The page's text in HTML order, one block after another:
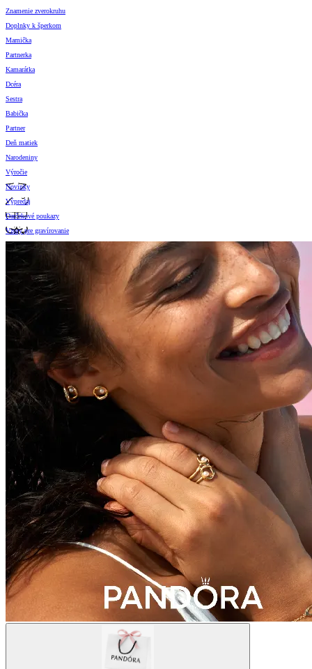
Znamenie zverokruhu
Doplnky k šperkom
Mamička
Partnerka
Kamarátka
Dcéra
Sestra
Babička
Partner
Deň matiek
Narodeniny
Výročie
Novinky
Výpredaj
Darčekové poukazy
Vzory pre gravírovanie